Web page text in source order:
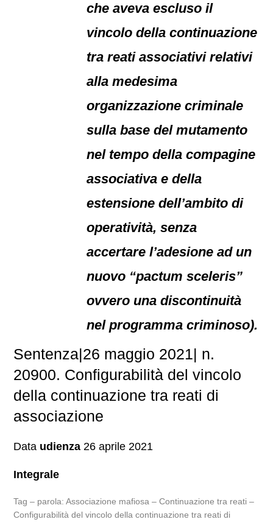
che aveva escluso il
vincolo della continuazione
tra reati associativi relativi
alla medesima
organizzazione criminale
sulla base del mutamento
nel tempo della compagine
associativa e della
estensione dell’ambito di
operatività, senza
accertare l’adesione ad un
nuovo “pactum sceleris”
ovvero una discontinuità
nel programma criminoso).
Sentenza|26 maggio 2021| n.
20900. Configurabilità del vincolo
della continuazione tra reati di
associazione
Data udienza 26 aprile 2021
Integrale
Tag – parola: Associazione mafiosa – Continuazione tra reati –
Configurabilità del vincolo della continuazione tra reati di